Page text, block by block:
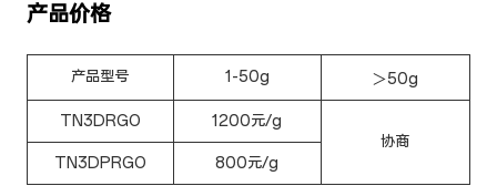
产品价格
产品型号 1-50g ＞50g
TN3DRGO
1200元/g
协商
TN3DPRGO
800元/g